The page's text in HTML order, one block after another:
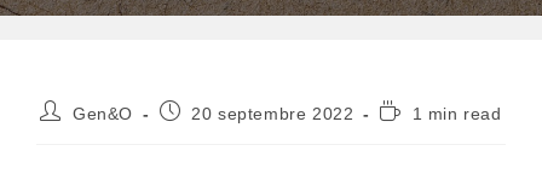
Auteur/autrice
Gen&O
Publication
20 septembre 2022
Temps1 min read